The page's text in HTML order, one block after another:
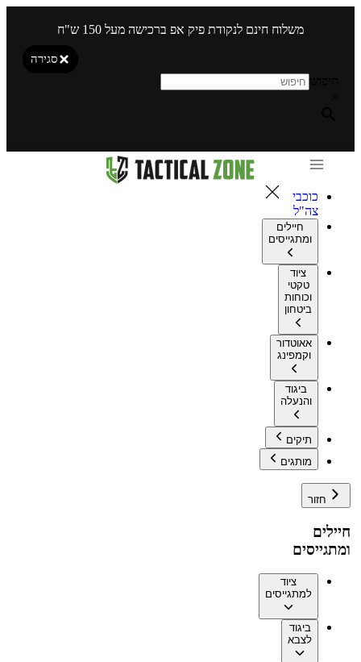
משלוח חינם לנקודת פיק אפ ברכישה מעל 150 ש"ח
סגירה
כוכבי
צה"ל
חיילים
ומתגייסים
ציוד
טקטי
וכוחות
ביטחון
אאוטדור
וקמפינג
ביגוד
והנעלה
תיקים
מותגים
חזור
חיילים
ומתגייסים
ציוד
למתגייסים
ביגוד
לצבא